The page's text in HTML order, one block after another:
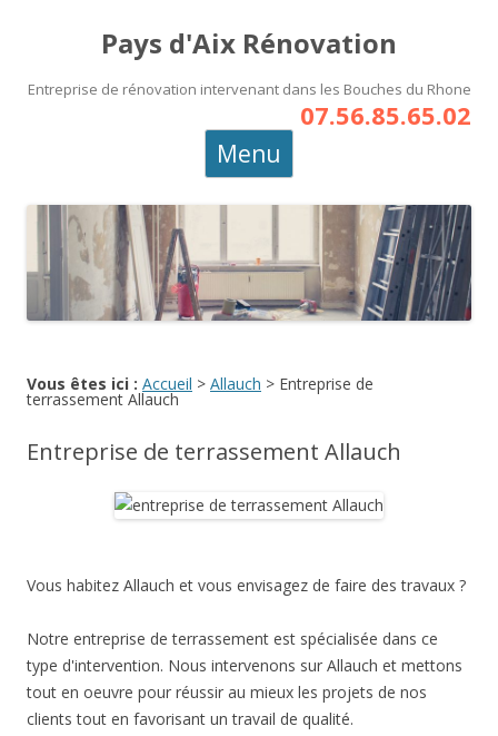
Pays d'Aix Rénovation
Entreprise de rénovation intervenant dans les Bouches du Rhone
07.56.85.65.02
Menu
Vous êtes ici : Accueil > Allauch > Entreprise de
terrassement Allauch
Entreprise de terrassement Allauch
Vous habitez Allauch et vous envisagez de faire des travaux ?
Notre entreprise de terrassement est spécialisée dans ce
type d'intervention. Nous intervenons sur Allauch et mettons
tout en oeuvre pour réussir au mieux les projets de nos
clients tout en favorisant un travail de qualité.